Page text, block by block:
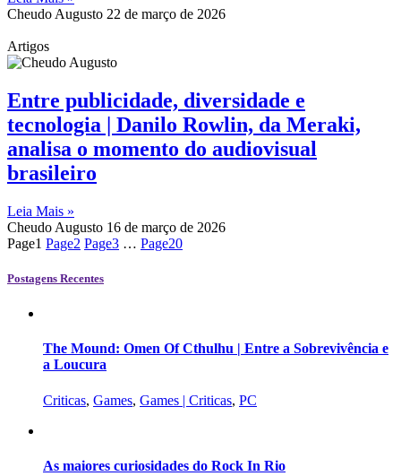
Cheudo Augusto 22 de março de 2026
Artigos
Entre publicidade, diversidade e
tecnologia | Danilo Rowlin, da Meraki,
analisa o momento do audiovisual
brasileiro
Leia Mais »
Cheudo Augusto 16 de março de 2026
Page1 Page2 Page3 … Page20
Postagens Recentes
The Mound: Omen Of Cthulhu | Entre a Sobrevivência e
a Loucura
Criticas, Games, Games | Criticas, PC
As maiores curiosidades do Rock In Rio